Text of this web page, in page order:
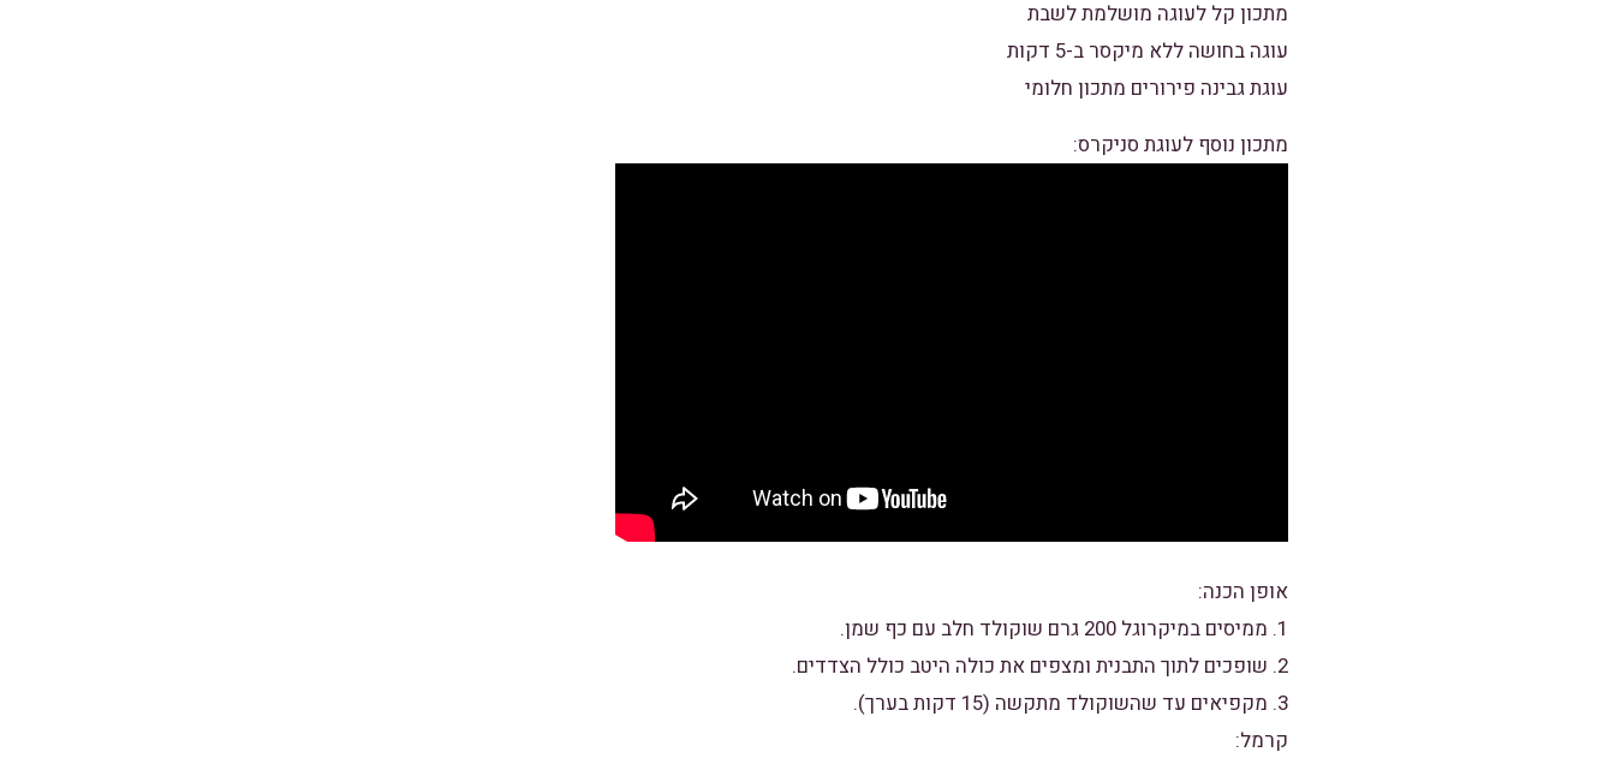
מתכון קל לעוגה מושלמת לשבת
עוגה בחושה ללא מיקסר ב-5 דקות
עוגת גבינה פירורים מתכון חלומי
מתכון נוסף לעוגת סניקרס:
אופן הכנה:
1. ממיסים במיקרוגל 200 גרם שוקולד חלב עם כף שמן.
2. שופכים לתוך התבנית ומצפים את כולה היטב כולל הצדדים.
3. מקפיאים עד שהשוקולד מתקשה (15 דקות בערך).
קרמל: